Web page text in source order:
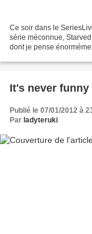
Ce soir dans le
série méconnue,
dont je pense
It's never
Publié le 07/01/2012 à
Par ladyteruki